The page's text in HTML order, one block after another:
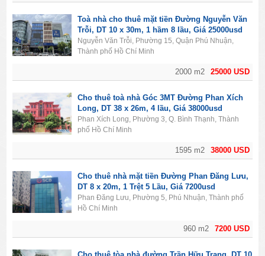
25000 USD
2000 m2
Toà nhà cho thuê mặt tiền Đường Nguyễn Văn
Trỗi, DT 10 x 30m, 1 hầm 8 lầu, Giá 25000usd
Nguyễn Văn Trỗi, Phường 15, Quận Phú Nhuận,
Thành phố Hồ Chí Minh
38000 USD
1595 m2
Cho thuê toà nhà Góc 3MT Đường Phan Xích
Long, DT 38 x 26m, 4 lầu, Giá 38000usd
Phan Xích Long, Phường 3, Q. Bình Thạnh, Thành
phố Hồ Chí Minh
7200 USD
960 m2
Cho thuê nhà mặt tiền Đường Phan Đăng Lưu,
DT 8 x 20m, 1 Trệt 5 Lầu, Giá 7200usd
Phan Đăng Lưu, Phường 5, Phú Nhuận, Thành phố
Hồ Chí Minh